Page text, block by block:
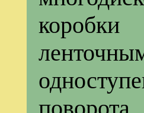
коробки